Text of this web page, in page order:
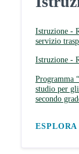
Istruzione -
servizio
Istruzione -
Programma
studio per
secondo